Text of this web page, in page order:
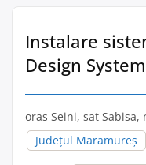
Instalare
Design
oras Seini, sat Sabisa,
Județul Maramureș